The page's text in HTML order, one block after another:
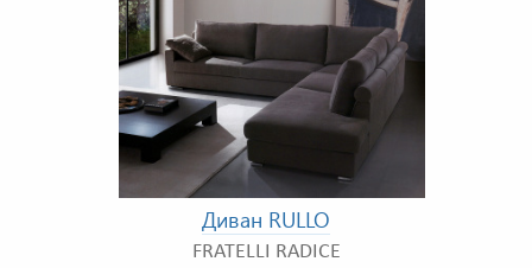
Диван RULLO
FRATELLI RADICE